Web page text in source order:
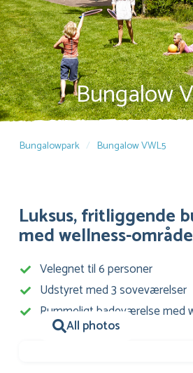
Bungalow
Bungalowpark Bungalow VWL5
Luksus, fritliggende
med wellness-område
Velegnet til 6 personer
Udstyret med 3 soveværelser
Rummeligt badeværelse med
All photos